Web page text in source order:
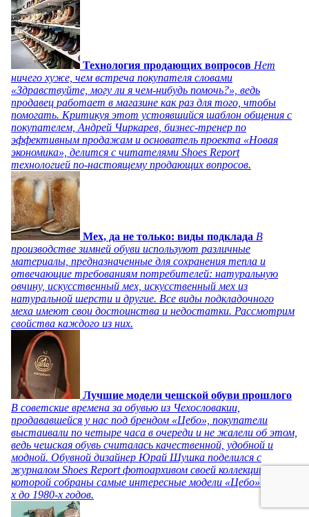
Технология продающих вопросов Нет
ничего хуже, чем встреча покупателя словами
«Здравствуйте, могу ли я чем-нибудь помочь?», ведь
продавец работает в магазине как раз для того, чтобы
помогать. Критикуя этот устоявшийся шаблон общения с
покупателем, Андрей Чиркарев, бизнес-тренер по
эффективным продажам и основатель проекта «Новая
экономика», делится с читателями Shoes Report
технологией по-настоящему продающих вопросов.
Мех, да не только: виды подклада В
производстве зимней обуви используют различные
материалы, предназначенные для сохранения тепла и
отвечающие требованиям потребителей: натуральную
овчину, искусственный мех, искусственный мех из
натуральной шерсти и другие. Все виды подкладочного
меха имеют свои достоинства и недостатки. Рассмотрим
свойства каждого из них.
Лучшие модели чешской обуви прошлого
В советские времена за обувью из Чехословакии,
продававшейся у нас под брендом «Цебо», покупатели
выстаивали по четыре часа в очереди и не жалели об этом,
ведь чешская обувь считалась качественной, удобной и
модной. Обувной дизайнер Юрай Шушка поделился с
журналом Shoes Report фотоархивом своей коллекции, в
которой собраны самые интересные модели «Цебо» с 1940-
х до 1980-х годов.